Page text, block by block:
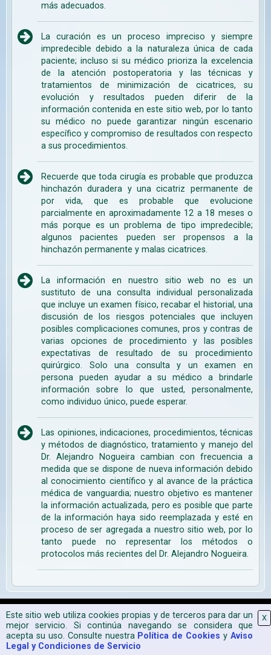
X
Este sitio web utiliza cookies propias y de terceros para dar un
mejor servicio. Si continúa navegando se considera que
acepta su uso. Consulte nuestra Política de Cookies yAviso
Legal y Condiciones de Servicio
más adecuados.
La curación es un proceso impreciso y siempre
impredecible debido a la naturaleza única de cada
paciente; incluso si su médico prioriza la excelencia
de la atención postoperatoria y las técnicas y
tratamientos de minimización de cicatrices, su
evolución y resultados pueden diferir de la
información contenida en este sitio web, por lo tanto
su médico no puede garantizar ningún escenario
específico y compromiso de resultados con respecto
a sus procedimientos.
Recuerde que toda cirugía es probable que produzca
hinchazón duradera y una cicatriz permanente de
por vida, que es probable que evolucione
parcialmente en aproximadamente 12 a 18 meses o
más porque es un problema de tipo impredecible;
algunos pacientes pueden ser propensos a la
hinchazón permanente y malas cicatrices.
La información en nuestro sitio web no es un
sustituto de una consulta individual personalizada
que incluye un examen físico, recabar el historial, una
discusión de los riesgos potenciales que incluyen
posibles complicaciones comunes, pros y contras de
varias opciones de procedimiento y las posibles
expectativas de resultado de su procedimiento
quirúrgico. Solo una consulta y un examen en
persona pueden ayudar a su médico a brindarle
información sobre lo que usted, personalmente,
como individuo único, puede esperar.
Las opiniones, indicaciones, procedimientos, técnicas
y métodos de diagnóstico, tratamiento y manejo del
Dr. Alejandro Nogueira cambian con frecuencia a
medida que se dispone de nueva información debido
al conocimiento científico y al avance de la práctica
médica de vanguardia; nuestro objetivo es mantener
la información actualizada, pero es posible que parte
de la información haya sido reemplazada y esté en
proceso de ser agregada a nuestro sitio web, por lo
tanto puede no representar los métodos o
protocolos más recientes del Dr. Alejandro Nogueira.